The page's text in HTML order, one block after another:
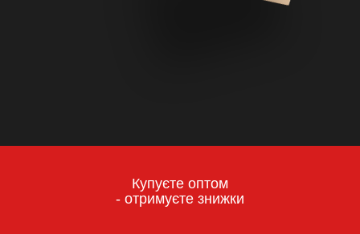
Купуєте оптом
- отримуєте знижки